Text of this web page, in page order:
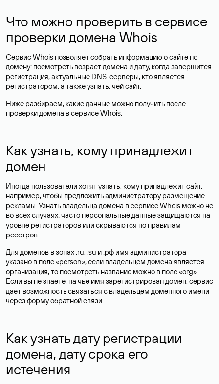
Что можно проверить в сервисе
проверки домена Whois
Сервис Whois позволяет собрать информацию о сайте по
домену: посмотреть возраст домена и дату, когда завершится
регистрация, актуальные DNS-серверы, кто является
регистратором, а также узнать, чей сайт.
Ниже разбираем, какие данные можно получить после
проверки домена в сервисе Whois.
Как узнать, кому принадлежит
домен
Иногда пользователи хотят узнать, кому принадлежит сайт,
например, чтобы предложить администратору размещение
рекламы. Узнать владельца домена в сервисе Whois можно не
во всех случаях: часто персональные данныезащищаются на
уровне регистраторов или скрываются по правилам
реестров.
Для доменов в зонах .ru, .su и .рф имя администратора
указано в поле «person», если владельцем домена является
организация, то посмотреть название можно в поле «org».
Если вы не знаете, на чье имя зарегистрирован домен, сервис
дает возможность связаться с владельцем доменного имени
через форму обратной связи.
Как узнать дату регистрации
домена, дату срока его
истечения